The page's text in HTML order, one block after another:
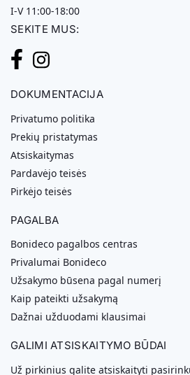
I-V 11:00-18:00
SEKITE MUS:
DOKUMENTACIJA
Privatumo politika
Prekių pristatymas
Atsiskaitymas
Pardavėjo teisės
Pirkėjo teisės
PAGALBA
Bonideco pagalbos centras
Privalumai Bonideco
Užsakymo būsena pagal numerį
Kaip pateikti užsakymą
Dažnai užduodami klausimai
GALIMI ATSISKAITYMO BŪDAI
Už pirkinius galite atsiskaityti